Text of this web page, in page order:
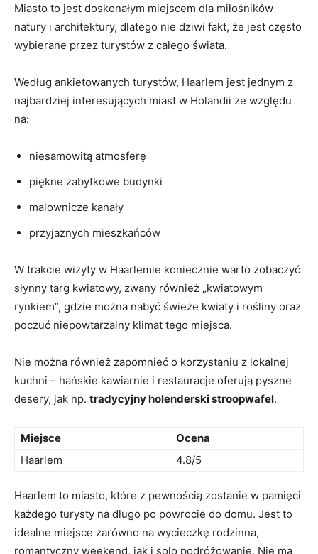
Miasto to jest doskonałym miejscem dla miłośników
natury i architektury, dlatego nie dziwi‌ fakt, że jest często
wybierane przez‌ turystów ⁤z całego⁢ świata.
Według ankietowanych turystów, Haarlem jest jednym z
najbardziej interesujących miast w Holandii ze względu
na:
niesamowitą atmosferę
piękne zabytkowe budynki
malownicze kanały
przyjaznych​ mieszkańców
W trakcie wizyty w Haarlemie koniecznie warto zobaczyć
słynny targ kwiatowy, zwany również „kwiatowym
rynkiem”, gdzie można nabyć świeże‍ kwiaty i rośliny oraz
poczuć niepowtarzalny klimat tego miejsca.
Nie można również zapomnieć o​ korzystaniu z lokalnej
kuchni – hańskie kawiarnie i restauracje oferują pyszne
desery, jak np. tradycyjny holenderski stroopwafel.
Miejsce
Ocena
Haarlem
4.8/5
Haarlem to miasto, które⁣ z pewnością zostanie w pamięci
każdego turysty na długo po powrocie do ‌domu. Jest to
idealne miejsce zarówno na wycieczkę rodzinna,
romantyczny weekend,⁤ jak i solo podróżowanie. Nie ma